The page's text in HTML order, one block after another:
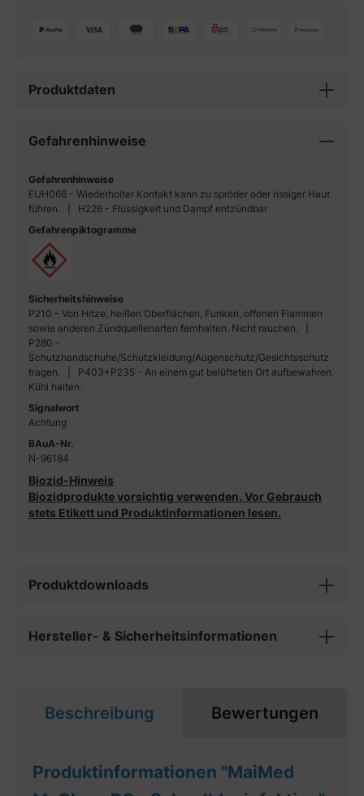
Produktdaten
Gefahrenhinweise
Gefahrenhinweise
EUH066 - Wiederholter Kontakt kann zu spröder oder rissiger Haut
führen.
H226 - Flüssigkeit und Dampf entzündbar
Gefahrenpiktogramme
Sicherheitshinweise
P210 - Von Hitze, heißen Oberflächen, Funken, offenen Flammen
sowie anderen Zündquellenarten fernhalten. Nicht rauchen.
P280 -
Schutzhandschuhe/Schutzkleidung/Augenschutz/Gesichtsschutz
tragen.
P403+P235 - An einem gut belüfteten Ort aufbewahren.
Kühl halten.
Signalwort
Achtung
BAuA-Nr.
N-96184
Biozid-Hinweis
Biozidprodukte vorsichtig verwenden. Vor Gebrauch
stets Etikett und Produktinformationen lesen.
Produktdownloads
Hersteller- & Sicherheitsinformationen
Beschreibung Bewertungen
Produktinformationen "MaiMed